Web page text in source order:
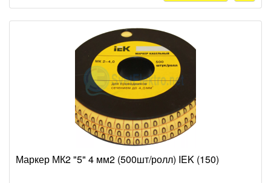
Маркер МК2 "5" 4 мм2 (500шт/ролл) IEK (150)